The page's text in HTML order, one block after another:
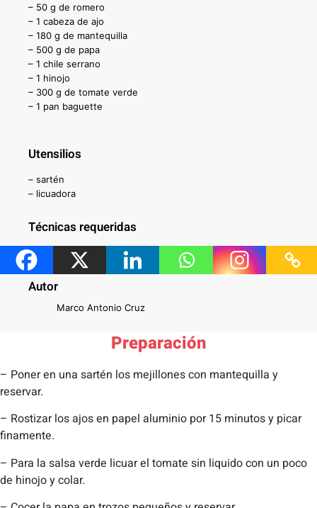
– 50 g de romero
– 1 cabeza de ajo
– 180 g de mantequilla
– 500 g de papa
– 1 chile serrano
– 1 hinojo
– 300 g de tomate verde
– 1 pan baguette
Utensilios
– sartén
– licuadora
Técnicas requeridas
– rostizar
– licuar
Autor
Marco Antonio Cruz
Preparación
– Poner en una sartén los mejillones con mantequilla y
reservar.
– Rostizar los ajos en papel aluminio por 15 minutos y picar
finamente.
– Para la salsa verde licuar el tomate sin liquido con un poco
de hinojo y colar.